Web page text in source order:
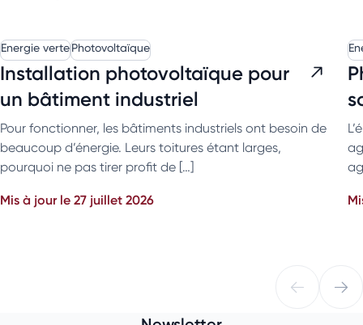
Energie vertePhotovoltaïque
Installation photovoltaïque pour
un bâtiment industriel
Pour fonctionner, les bâtiments industriels ont besoin de
beaucoup d’énergie. Leurs toitures étant larges,
pourquoi ne pas tirer profit de […]
Mis à jour le 27 juillet 2026